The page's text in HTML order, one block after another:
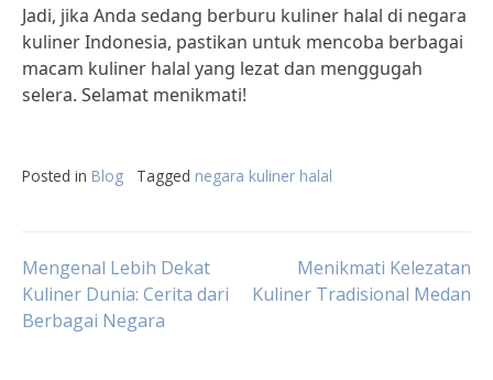
Jadi, jika Anda sedang berburu kuliner halal di negara
kuliner Indonesia, pastikan untuk mencoba berbagai
macam kuliner halal yang lezat dan menggugah
selera. Selamat menikmati!
Posted in Blog Tagged negara kuliner halal
Post
navigation
Mengenal Lebih Dekat
Kuliner Dunia: Cerita dari
Berbagai Negara
Menikmati Kelezatan
Kuliner Tradisional Medan